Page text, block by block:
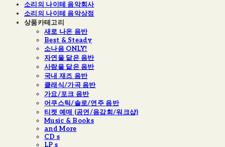
소리의 나이테 음악회사
소리의 나이테 음악상점
상품카테고리
새로 나온 음반
Best & Steady
소나음 ONLY!
자연을 닮은 음반
사람을 닮은 음반
국내 재즈 음반
클래식/가곡 음반
가요/포크 음반
어쿠스틱/솔로/연주 음반
티켓 예매 (공연/음감회/워크샵)
Music & Books
and More
CD s
LP s